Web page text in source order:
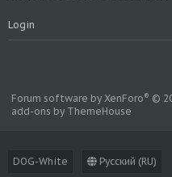
Login
DOG-White
Русский (RU)
Forum software by XenForo® ©
add-ons by ThemeHouse